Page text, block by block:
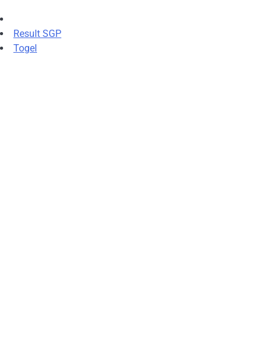
Result SGP
Togel